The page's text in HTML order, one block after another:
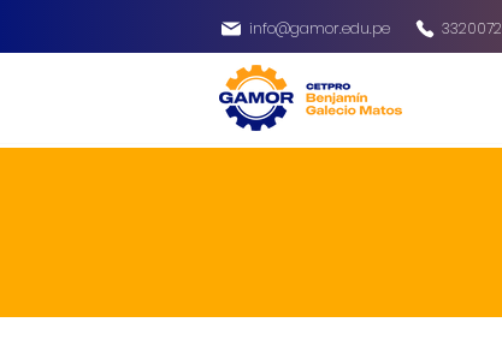
info@gamor.edu.pe 3320072